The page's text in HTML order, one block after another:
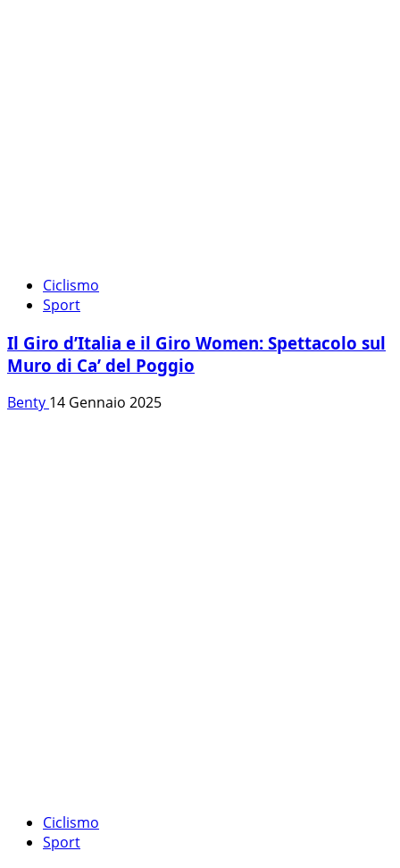
Ciclismo
Sport
Il Giro d’Italia e il Giro Women: Spettacolo sul
Muro di Ca’ del Poggio
Benty 14 Gennaio 2025
Ciclismo
Sport